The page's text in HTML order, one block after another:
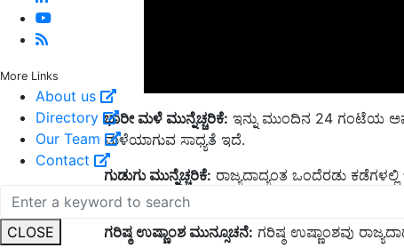
More Links
About us
Directory
Our Team
Contact
CLOSE
ಭಾರೀ ಮಳೆ ಮುನ್ನೆಚ್ಚರಿಕೆ:ಇನ್ನು ಮುಂದಿನ 24 ಗಂಟೆಯ
ಮಳೆಯಾಗುವ ಸಾಧ್ಯತೆ ಇದೆ.
ಗುಡುಗು ಮುನ್ನೆಚ್ಚರಿಕೆ:
ಗಂಟೆಗೆ 40-50 ಕಿ.ಮೀ ತಲುಪುವ ಸಾಧ್ಯತೆ ಇದೆ.
ಗರಿಷ್ಠ ಉಷ್ಣಾಂಶ ಮುನ್ಸೂಚನೆ: